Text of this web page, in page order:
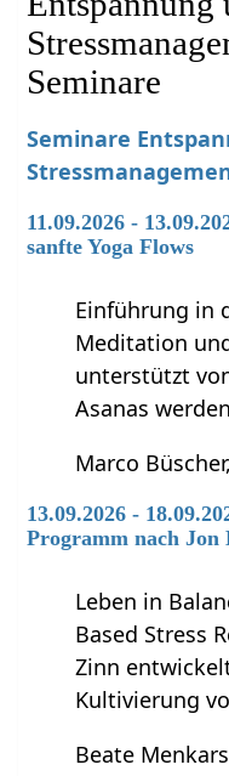
Seminare
Seminare
11.09.2026 -
sanfte Yoga Flows
Einführung in
Meditation
unterstützt
Asanas
Marco
13.09.2026 -
Programm nach
Leben in
Based Stress
Zinn
Kultivierung
Beate